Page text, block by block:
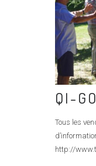
QI-
Tous les
http://